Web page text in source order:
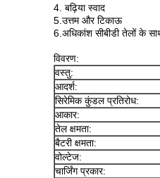
4. बढ़िया स्वाद
5. उत्तम और टिकाऊ
6. अधिकांश सीबीडी तेलों के
विवरण:
वस्तु:
आदर्श:
सिरेमिक कुंडल प्रतिरोध:
आकार:
तेल क्षमता:
बैटरी क्षमता:
वोल्टेज:
चार्जिंग प्रकार: